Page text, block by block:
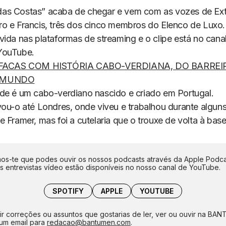
Costas” acaba de chegar e vem com as vozes de
e Francis, três dos cinco membros do Elenco de
nas plataformas destreaming e o clipe está no
COM HISTÓRIA CABO-VERDIANA, DO
é um cabo-verdiano nascido e criado em Portugal.
o até Londres, onde viveu e trabalhou durante
Framer, mas foi a cutelaria que o trouxe de volta à
te que podes ouvir os nossos podcasts através da Apple
entrevistas vídeo estão disponíveis no nosso canal de YouTube.
SPOTIFY APPLE YOUTUBE
correções ou assuntos que gostarias de ler, ver ou ouvir na
email para redacao@bantumen.com.